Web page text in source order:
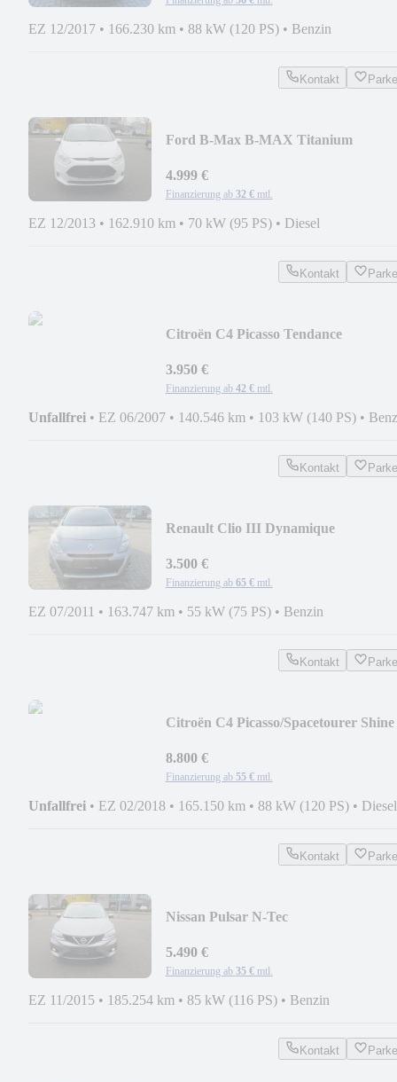
EZ 12/2017 • 166.230 km • 88 kW (120 PS) • Benzin
Kontakt
Ford B-Max B-MAX Titanium
4.999 €
Finanzierung ab 32 € mtl.
EZ 12/2013 • 162.910 km • 70 kW (95 PS) • Diesel
Kontakt
Citroën C4 Picasso Tendance
3.950 €
Finanzierung ab 42 € mtl.
Unfallfrei • EZ 06/2007 • 140.546 km • 103 kW (140 PS) •
Kontakt
Renault Clio III Dynamique
3.500 €
Finanzierung ab 65 € mtl.
EZ 07/2011 • 163.747 km • 55 kW (75 PS) • Benzin
Kontakt
Citroën C4 Picasso/Spacetourer Shine
8.800 €
Finanzierung ab 55 € mtl.
Unfallfrei • EZ 02/2018 • 165.150 km • 88 kW (120 PS) • Diesel
Kontakt
Nissan Pulsar N-Tec
5.490 €
Finanzierung ab 35 € mtl.
EZ 11/2015 • 185.254 km • 85 kW (116 PS) • Benzin
Kontakt